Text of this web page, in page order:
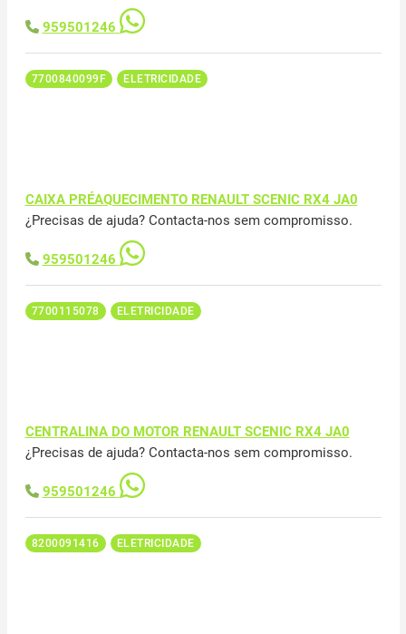
959501246
7700840099F ELETRICIDADE
CAIXA PRÉAQUECIMENTO RENAULT SCENIC RX4 JA0
¿Precisas de ajuda? Contacta-nos sem compromisso.
959501246
7700115078 ELETRICIDADE
CENTRALINA DO MOTOR RENAULT SCENIC RX4 JA0
¿Precisas de ajuda? Contacta-nos sem compromisso.
959501246
8200091416 ELETRICIDADE